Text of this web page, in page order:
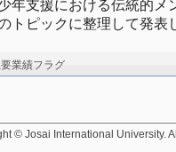
年支援における伝統的メ
トピックに整理して発表
業績フラグ